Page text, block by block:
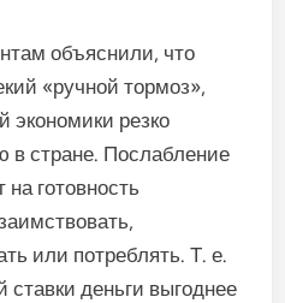
объяснили, что
«ручной тормоз»,
экономики резко
в стране. Послабление
на готовность
или потреблять. Т. е.
деньги выгоднее